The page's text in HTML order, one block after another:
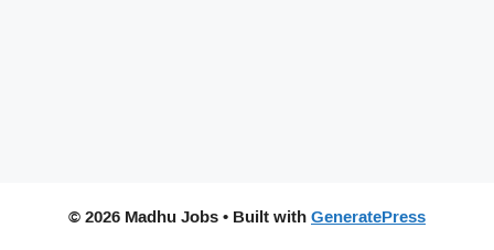
© 2026 Madhu Jobs• Built withGeneratePress